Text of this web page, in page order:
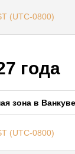
(UTC-0800)
года
зона в
(UTC-0800)